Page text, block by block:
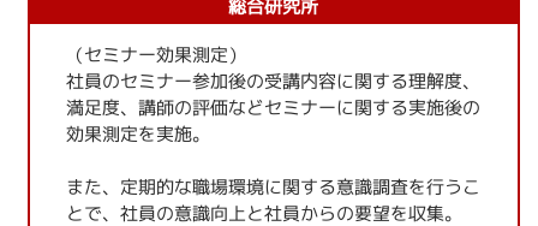
総合研究所
（セミナー効果測定）
社員のセミナー参加後の受講内容に関する理解度、
満足度、講師の評価などセミナーに関する実施後の
効果測定を実施。
また、定期的な職場環境に関する意識調査を行うこ
とで、社員の意識向上と社員からの要望を収集。